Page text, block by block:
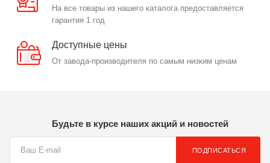
На все товары из нашего каталога предоставляется
гарантия 1 год
Доступные цены
От завода-производителя по самым низким ценам
Будьте в курсе наших акций и новостей
ПОДПИСАТЬСЯ